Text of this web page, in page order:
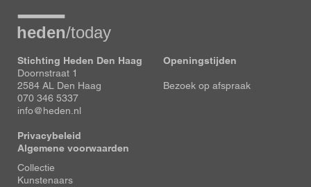
Stichting Heden Den Haag
Doornstraat 1
2584 AL Den Haag
070 346 5337
info@heden.nl
Privacybeleid
Algemene voorwaarden
Openingstijden
Bezoek op afspraak
Voet
Collectie
Kunstenaars